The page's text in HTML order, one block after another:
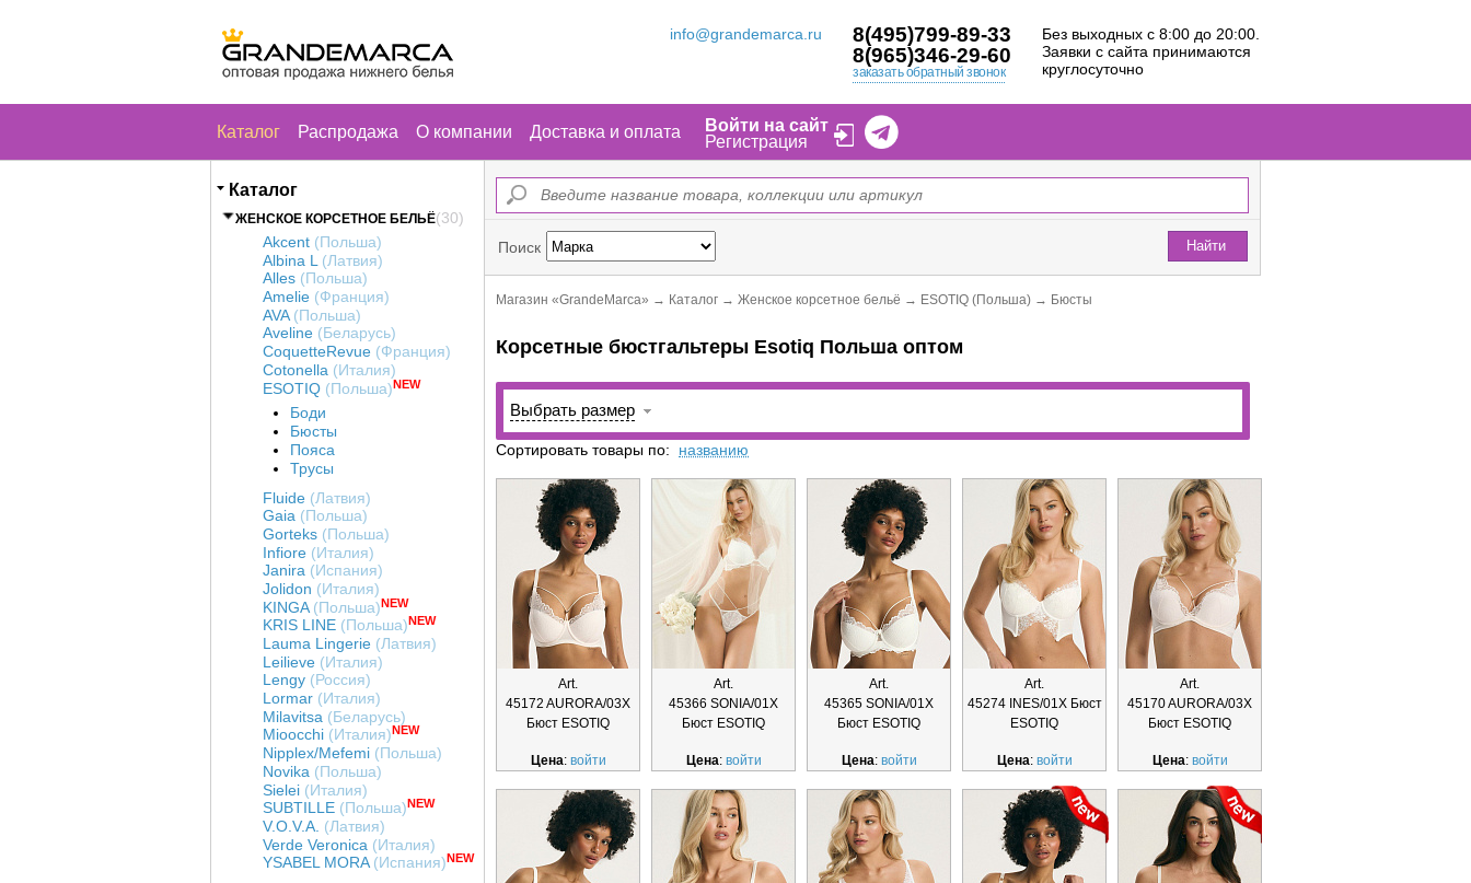
info@grandemarca.ru
8(495)799-89-33
8(965)346-29-60
заказать обратный звонок
Без выходных с 8:00 до 20:00.
Заявки с сайта принимаются
круглосуточно
Каталог Распродажа О компании Доставка и оплата
Войти на сайт
Регистрация
Каталог
ЖЕНСКОЕ КОРСЕТНОЕ БЕЛЬЁ(30)
Akcent (Польша)
Albina L (Латвия)
Alles (Польша)
Amelie (Франция)
AVA (Польша)
Aveline (Беларусь)
CoquetteRevue (Франция)
Cotonella (Италия)
ESOTIQ (Польша)NEW
Боди
Бюсты
Пояса
Трусы
Fluide (Латвия)
Gaia (Польша)
Gorteks (Польша)
Infiore (Италия)
Janira (Испания)
Jolidon (Италия)
KINGA (Польша)NEW
KRIS LINE (Польша) NEW
Lauma Lingerie (Латвия)
Leilieve (Италия)
Lengy (Россия)
Lormar (Италия)
Milavitsa (Беларусь)
Mioocchi (Италия) NEW
Nipplex/Mefemi (Польша)
Novika (Польша)
Sielei (Италия)
SUBTILLE (Польша)NEW
V.O.V.A. (Латвия)
Verde Veronica (Италия)
YSABEL MORA(Испания) NEW
Поиск Найти
Магазин «GrandeMarca» → Каталог → Женское корсетное бельё → ESOTIQ (Польша) → Бюсты
Корсетные бюстгальтеры Esotiq Польша оптом
Выбрать размер
Сортировать товары по: названию
Art.
45172 AURORA/03X
Бюст ESOTIQ
Цена: войти
Art.
45366 SONIA/01X
Бюст ESOTIQ
Цена: войти
Art.
45365 SONIA/01X
Бюст ESOTIQ
Цена: войти
Art.
45274 INES/01X Бюст
ESOTIQ
Цена: войти
Art.
45170 AURORA/03X
Бюст ESOTIQ
Цена: войти